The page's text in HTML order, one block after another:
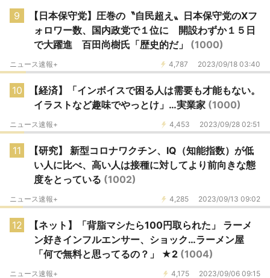
9
【日本保守党】圧巻の〝自民超え〟日本保守党のⅩフ
ォロワー数、国内政党で１位に 開設わずか１５日
で大躍進 百田尚樹氏「歴史的だ」 (1000)
4,787 2023/09/18 03:40
ニュース速報+
10
【経済】「インボイスで困る人は需要も才能もない。
イラストなど趣味でやっとけ」…実業家 (1000)
4,453 2023/09/28 02:51
ニュース速報+
11
【研究】 新型コロナワクチン、IQ（知能指数）が低
い人に比べ、高い人は接種に対してより前向きな態
度をとっている (1002)
4,285 2023/09/13 09:02
ニュース速報+
12
【ネット】「背脂マシたら100円取られた」 ラーメ
ン好きインフルエンサー、ショック…ラーメン屋
「何で無料と思ってるの？」 ★2 (1004)
4,175 2023/09/06 09:15
ニュース速報+